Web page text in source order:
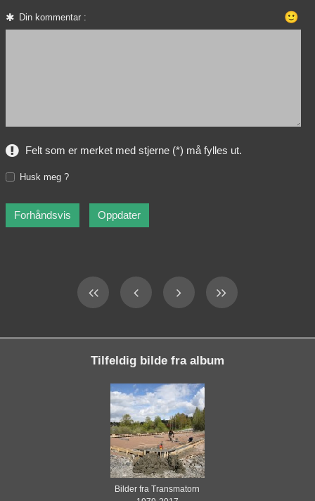
Din kommentar : 🙂
Felt som er merket med stjerne (*) må fylles ut.
Husk meg ?
Tilfeldig bilde fra album
Bilder fra Transmatorn